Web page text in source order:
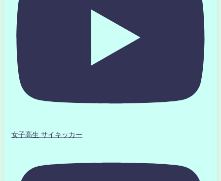
女子高生 サイキッカー